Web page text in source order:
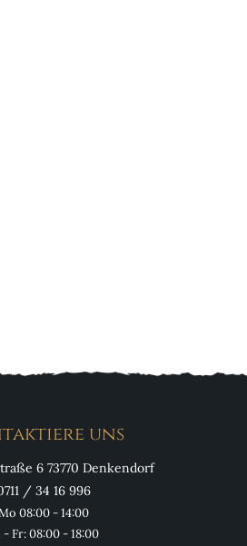
uns
6 73770 Denkendorf
/ 34 16 996
08:00 - 14:00
- Fr: 08:00 - 18:00